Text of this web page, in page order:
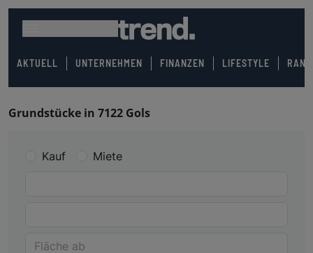
AKTUELL UNTERNEHMEN FINANZEN LIFESTYLE
Grundstücke in 7122 Gols
Kauf Miete